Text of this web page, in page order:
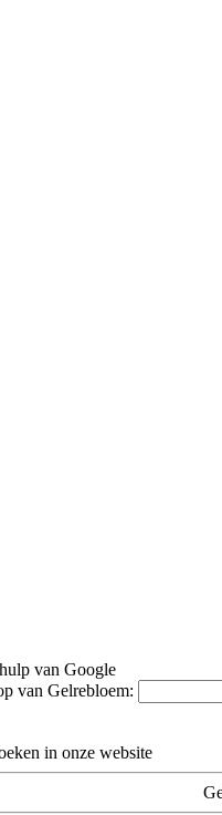
van Google
van Gelrebloem:
in onze website